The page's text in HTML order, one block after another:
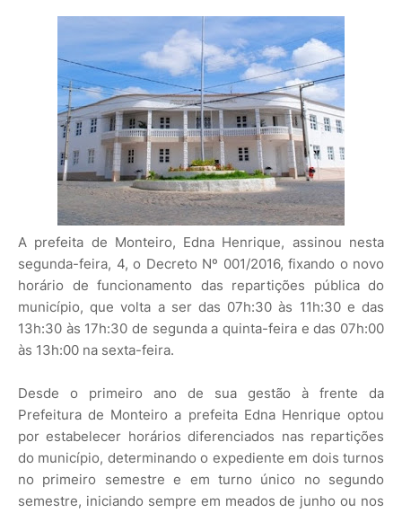
A prefeita de Monteiro, Edna Henrique, assinou nesta
segunda-feira, 4, o Decreto Nº 001/2016, fixando o novo
horário de funcionamento das repartições pública do
município, que volta a ser das 07h:30 às 11h:30 e das
13h:30 às 17h:30 de segunda a quinta-feira e das 07h:00
às 13h:00 na sexta-feira.
Desde o primeiro ano de sua gestão à frente da
Prefeitura de Monteiro a prefeita Edna Henrique optou
por estabelecer horários diferenciados nas repartições
do município, determinando o expediente em dois turnos
no primeiro semestre e em turno único no segundo
semestre, iniciando sempre em meados de junho ou nos